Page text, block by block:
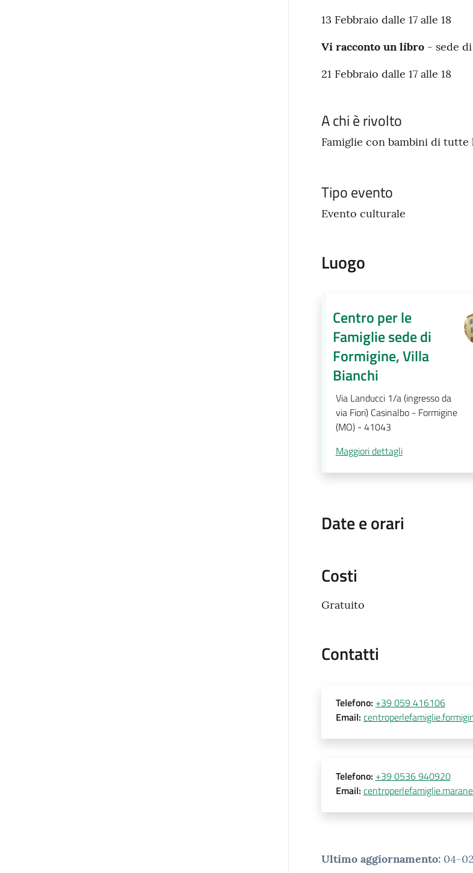
13 Febbraio dalle 17 alle 18
Vi racconto un libro- sede
21 Febbraio dalle 17 alle 18
A chi è rivolto
Famiglie con bambini di tutte
Tipo evento
Evento culturale
Luogo
Centro per le
Famiglie sede di
Formigine, Villa
Bianchi
Via Landucci 1/a (ingresso da
via Fiori) Casinalbo - Formigine
(MO) - 41043
Maggiori dettagli
Date e orari
Costi
Gratuito
Contatti
Telefono: +39 059 416106
Email:
Telefono: +39 0536 940920
Email:
Ultimo aggiornamento: 04-